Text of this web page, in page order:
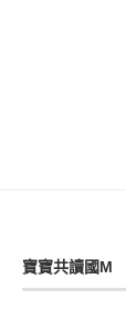
寶寶共讀國M